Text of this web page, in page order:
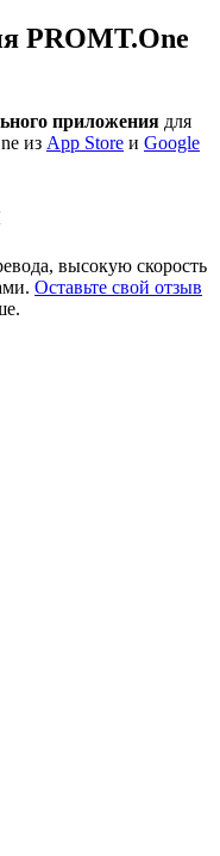
PROMT.One
приложения для
из App Store и Google
высокую скорость
Оставьте свой отзыв